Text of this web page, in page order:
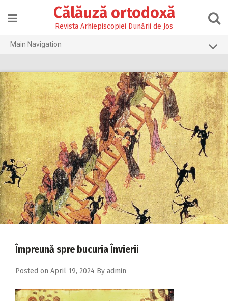
content
Călăuză ortodoxă
Revista Arhiepiscopiei Dunării de Jos
Main Navigation
2026
2025
2024
2023
2022
2021
2020
2019
2017
2016
2015
Împreună spre bucuria Învierii
Posted on April 19, 2024 By admin